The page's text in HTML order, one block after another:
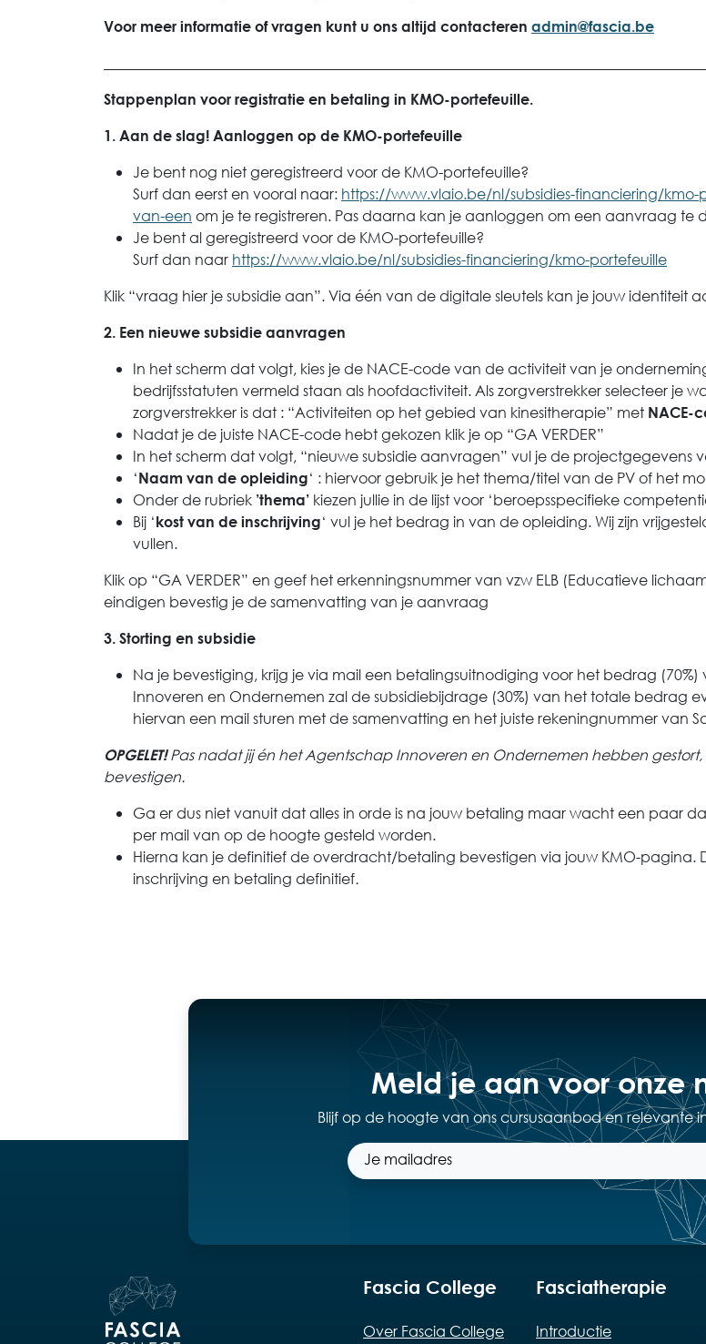
Voor meer informatie of vragen kunt u ons altijd contacteren admin@fascia.be
Stappenplan voor registratie en betaling in KMO-portefeuille.
1. Aan de slag! Aanloggen op de KMO-portefeuille
Je bent nog niet geregistreerd voor de KMO-portefeuille?
Surf dan eerst en vooral naar: https://www.vlaio.be/nl/subsidies-financiering/
van-een om je te registreren. Pas daarna kan je aanloggen om een aanvraag te
Je bent al geregistreerd voor de KMO-portefeuille?
Surf dan naar https://www.vlaio.be/nl/subsidies-financiering/kmo-portefeuille
Klik “vraag hier je subsidie aan”. Via één van de digitale sleutels kan je jouw identiteit
2. Een nieuwe subsidie aanvragen
In het scherm dat volgt, kies je de NACE-code van de activiteit van je
bedrijfsstatuten vermeld staan als hoofdactiviteit. Als zorgverstrekker selecteer je
zorgverstrekker is dat : “Activiteiten op het gebied van kinesitherapie” met NACE-
Nadat je de juiste NACE-code hebt gekozen klik je op “GA VERDER”
In het scherm dat volgt, “nieuwe subsidie aanvragen” vul je de projectgegevens
‘Naam van de opleiding‘ : hiervoor gebruik je het thema/titel van de PV of het
Onder de rubriek ’thema’ kiezen jullie in de lijst voor ‘beroepsspecifieke
Bij ‘kost van de inschrijving‘ vul je het bedrag in van de opleiding. Wij zijn
vullen.
Klik op “GA VERDER” en geef het erkenningsnummer van vzw ELB (Educatieve
eindigen bevestig je de samenvatting van je aanvraag
3. Storting en subsidie
Na je bevestiging, krijg je via mail een betalingsuitnodiging voor het bedrag
Innoveren en Ondernemen zal de subsidiebijdrage (30%) van het totale bedrag
hiervan een mail sturen met de samenvatting en het juiste rekeningnummer van
OPGELET!Pas nadat jij én het Agentschap Innoveren en Ondernemen hebben
bevestigen.
Ga er dus niet vanuit dat alles in orde is na jouw betaling maar wacht een paar
per mail van op de hoogte gesteld worden.
Hierna kan je definitief de overdracht/betaling bevestigen via jouw KMO-pagina.
inschrijving en betaling definitief.
Meld je aan voor onze
Blijf op de hoogte van ons cursusaanbod en relevante
Fascia College
Over Fascia College
Fasciatherapie
Introductie